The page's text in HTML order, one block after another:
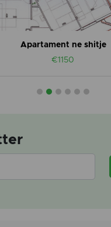
Apartament ne shitje
€1150